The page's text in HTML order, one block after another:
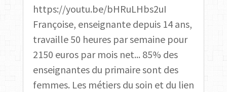
https://youtu.be/bHRuLHbs2uI
Françoise, enseignante depuis 14 ans,
travaille 50 heures par semaine pour
2150 euros par mois net... 85% des
enseignantes du primaire sont des
femmes. Les métiers du soin et du lien